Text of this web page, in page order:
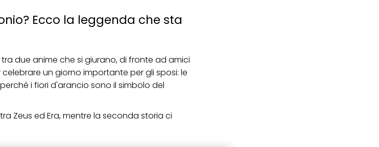
Ecco la leggenda che sta
due anime che si giurano, di fronte ad amici
un giorno importante per gli sposi: le
i fiori d'arancio sono il simbolo del
Zeus ed Era, mentre la seconda storia ci